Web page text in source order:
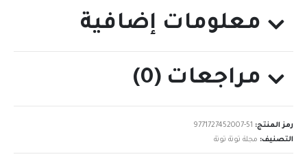
معلومات إضافية
مراجعات (0)
رمز المنتج: 9771727452007-51
التصنيف: مجلة توتة توتة